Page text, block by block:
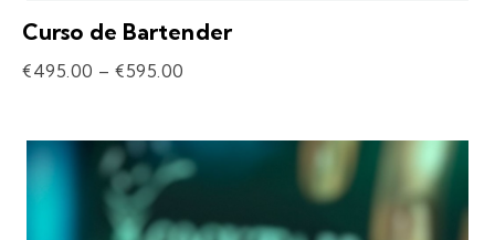
Curso de Bartender
€495.00 – €595.00